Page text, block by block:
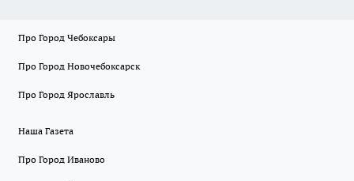
Про Город Чебоксары
Про Город Новочебоксарск
Про Город Ярославль
Наша Газета
Про Город Иваново